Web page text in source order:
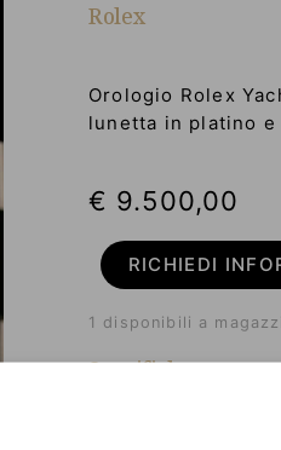
Rolex
Orologio Rolex
lunetta in platino e
€ 9.500,00
RICHIEDI
1 disponibili a
Specifiche